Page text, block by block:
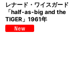
レナード・ワイスガード
「half-as-big and the
TIGER」1961年